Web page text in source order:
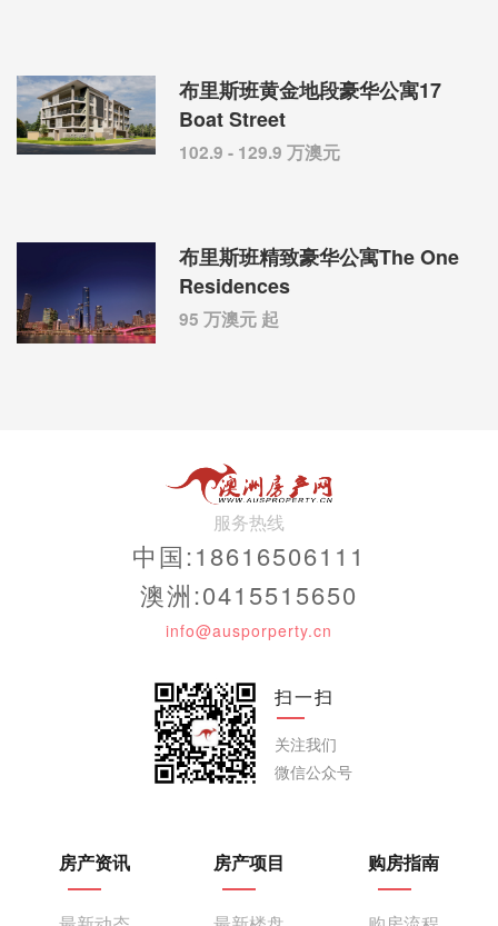
布里斯班黄金地段豪华公寓17
Boat Street
102.9 - 129.9 万澳元
布里斯班精致豪华公寓The One
Residences
95 万澳元 起
服务热线
中国:18616506111
澳洲:0415515650
info@ausporperty.cn
扫一扫
关注我们
微信公众号
房产资讯 房产项目 购房指南